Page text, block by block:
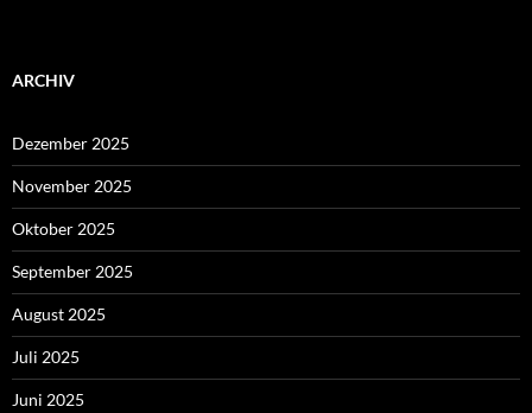
ARCHIV
Dezember 2025
November 2025
Oktober 2025
September 2025
August 2025
Juli 2025
Juni 2025